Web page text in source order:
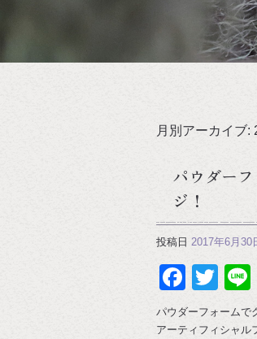
月別アーカイブ:
パウダー
ジ！
投稿日 2017年6月30
パウダーフォームで
アーティフィシャル